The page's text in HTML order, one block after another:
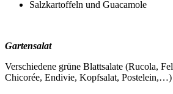
Salzkartoffeln und Guacamole
Gartensalat
Verschiedene grüne Blattsalate (Rucola,
Chicorée, Endivie, Kopfsalat,